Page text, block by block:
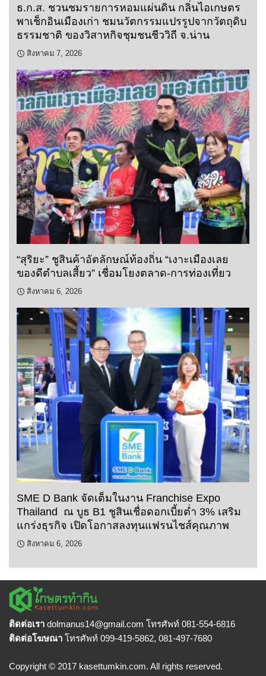
ธ.ก.ส. ชวนชมรายการหอมแผ่นดิน กลิ่นไอเกษตร
พาเช็กอินเมืองเก่า ชมนวัตกรรมแปรรูปจากวัตถุดิบ
ธรรมชาติ ของวิสาหกิจชุมชนชีววิถี จ.น่าน
สิงหาคม 7, 2026
“สุริยะ” ชูสินค้าอัตลักษณ์ท้องถิ่น “เงาะเมืองเลย
ของดีตำบลเสี้ยว” เชื่อมโยงตลาด-การท่องเที่ยว
สิงหาคม 6, 2026
SME D Bank จัดเต็มในงาน Franchise Expo
Thailand ณ บูธ B1 ชูสินเชื่อดอกเบี้ยต่ำ 3% เสริม
แกร่งธุรกิจ เปิดโอกาสลงทุนแฟรนไชส์คุณภาพ
สิงหาคม 6, 2026
ติดต่อเรา dolmanus14@gmail.com โทรศัพท์ 081-554-6816
ติดต่อโฆษณา โทรศัพท์ 099-419-5862, 081-497-7680
Copyright © 2017 kasettumkin.com. All rights reserved.